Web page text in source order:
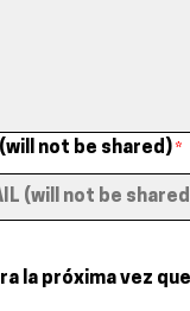
(will not be shared) *
la próxima vez